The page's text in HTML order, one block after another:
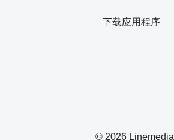
© 2026 Linemedia
下载应用程序